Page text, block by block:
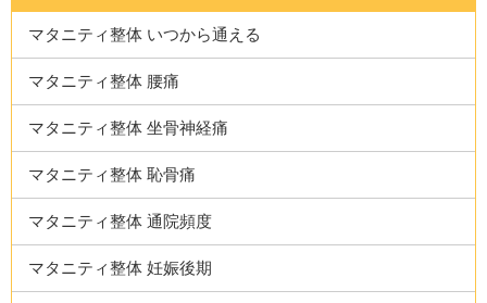
マタニティ整体 いつから通える
マタニティ整体 腰痛
マタニティ整体 坐骨神経痛
マタニティ整体 恥骨痛
マタニティ整体 通院頻度
マタニティ整体 妊娠後期